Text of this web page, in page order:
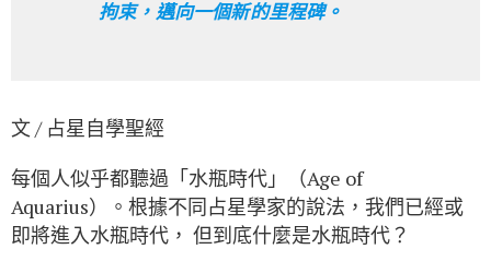
拘束，邁向一個新的里程碑。
文 / 占星自學聖經
每個人似乎都聽過「水瓶時代」（Age of
Aquarius）。根據不同占星學家的說法，我們已經或
即將進入水瓶時代， 但到底什麼是水瓶時代？